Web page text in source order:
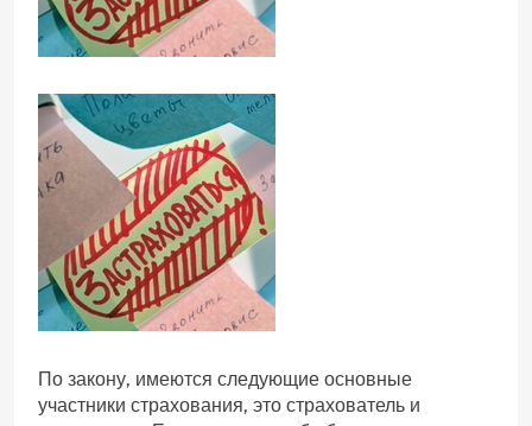
По закону, имеются следующие основные
участники страхования, это страхователь и